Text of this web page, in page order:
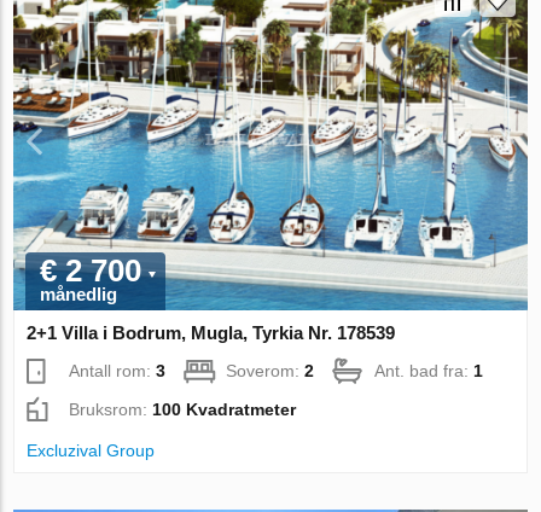
€ 2 700
månedlig
2+1 Villa i Bodrum, Mugla, Tyrkia Nr. 178539
Antall rom:3 Soverom:2 Ant. bad fra:1
Bruksrom:100 Kvadratmeter
Excluzival Group